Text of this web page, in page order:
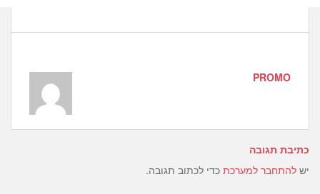
PROMO
כתיבת תגובה
יש להתחבר למערכת כדי לכתוב תגובה.